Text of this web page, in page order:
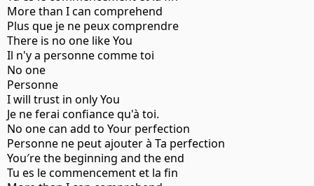
More than I can comprehend
Plus que je ne peux comprendre
There is no one like You
Il n'y a personne comme toi
No one
Personne
I will trust in only You
Je ne ferai confiance qu'à toi.
No one can add to Your perfection
Personne ne peut ajouter à Ta perfection
You′re the beginning and the end
Tu es le commencement et la fin